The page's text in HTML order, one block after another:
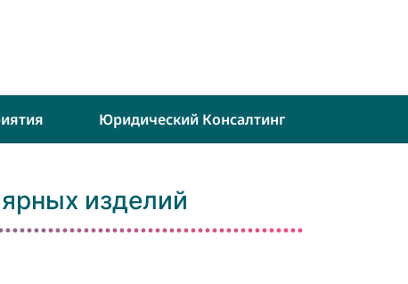
Юридический Консалтинг
изделий